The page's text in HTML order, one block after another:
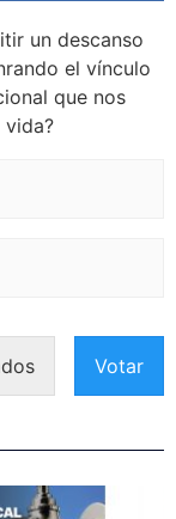
un descanso
el vínculo
que nos
Votar